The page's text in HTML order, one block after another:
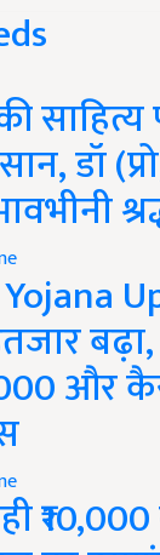
डॉ
और
₹10,000